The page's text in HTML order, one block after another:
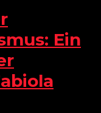
Ein